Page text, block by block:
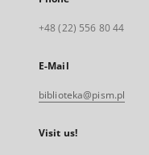
+48 (22) 556 80 44
E-Mail
biblioteka@pism.pl
Visit us!